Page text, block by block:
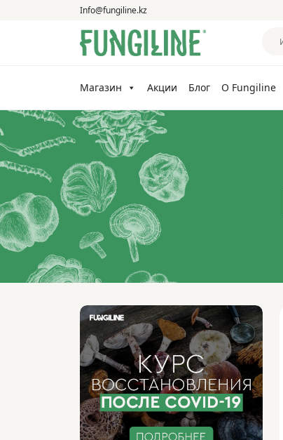
Info@fungiline.kz
Магазин Акции Блог О Fungiline